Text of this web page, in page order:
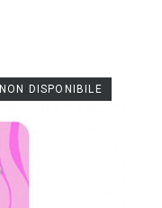
NON DISPONIBILE